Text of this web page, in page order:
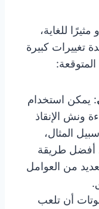
للغاية،
تغييرات كبيرة
: يمكن استخدام
ونش الإنقاذ
المثال،
أفضل طريقة
من العوامل
أن تلعب